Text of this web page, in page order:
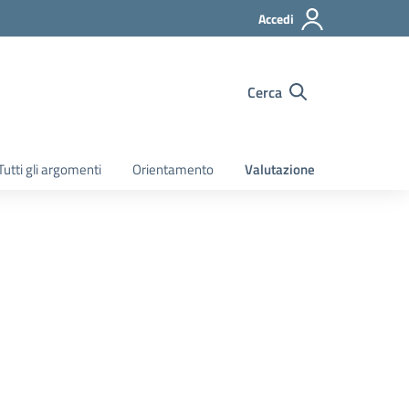
Accedi
Cerca
gli argomenti Orientamento Valutazione